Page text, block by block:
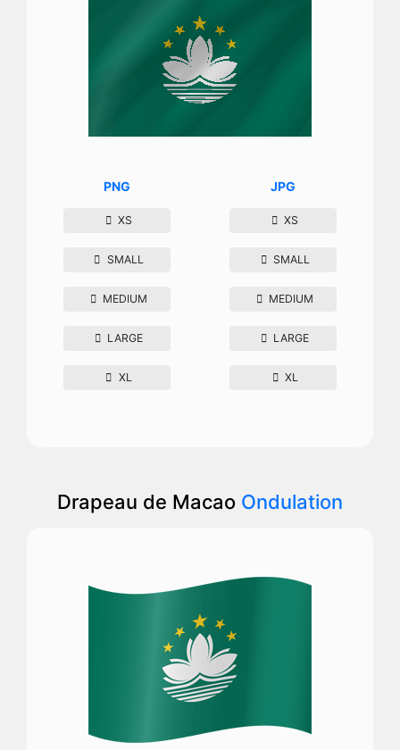
PNG
XS
SMALL
MEDIUM
LARGE
XL
JPG
XS
SMALL
MEDIUM
LARGE
XL
Drapeau de Macao Ondulation